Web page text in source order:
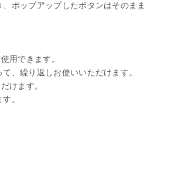
ポップアップしたボタンはそのまま
用できます。
、繰り返しお使いいただけます。
けます。
。